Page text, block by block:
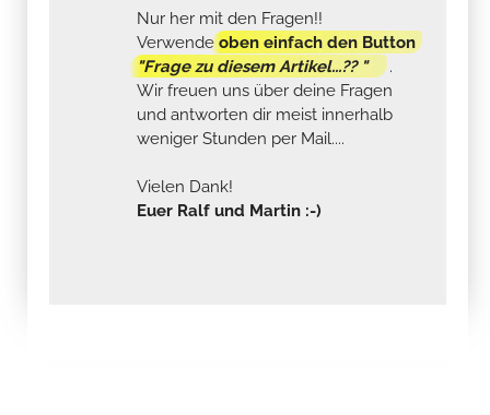
Nur her mit den Fragen!!
Verwendeoben einfach den Button
"Frage zu diesem Artikel...?? "
.
Wir freuen uns über deine Fragen
und antworten dir meist innerhalb
weniger Stunden per Mail....
Vielen Dank!
Euer Ralf und Martin :-)